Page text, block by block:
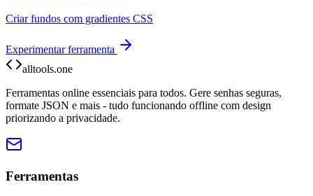
Criar fundos com gradientes CSS
Experimentar ferramenta
alltools.one
Ferramentas online essenciais para todos. Gere senhas seguras,
formate JSON e mais - tudo funcionando offline com design
priorizando a privacidade.
Ferramentas